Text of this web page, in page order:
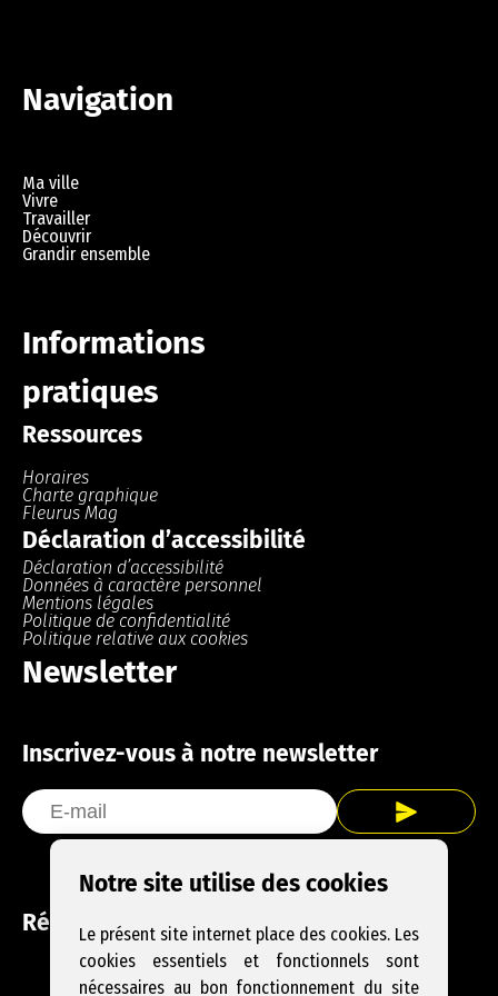
Navigation
Ma ville
Vivre
Travailler
Découvrir
Grandir ensemble
Informations
pratiques
Ressources
Horaires
Charte graphique
Fleurus Mag
Déclaration d’accessibilité
Déclaration d’accessibilité
Données à caractère personnel
Mentions légales
Politique de confidentialité
Politique relative aux cookies
Newsletter
Inscrivez-vous à notre newsletter
Réseaux sociaux
Facebook
Instagram
YouTube
Notre site utilise des cookies
Le présent site internet place des cookies. Les
cookies essentiels et fonctionnels sont
nécessaires au bon fonctionnement du site